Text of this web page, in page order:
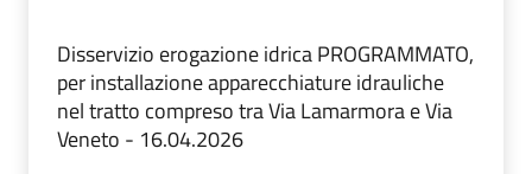
Disservizio erogazione idrica PROGRAMMATO,
per installazione apparecchiature idrauliche
nel tratto compreso tra Via Lamarmora e Via
Veneto - 16.04.2026